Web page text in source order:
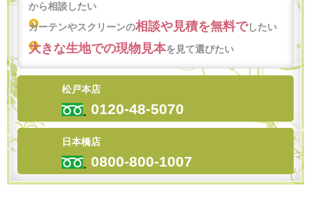
から相談したい
カーテンやスクリーンの相談や見積を無料でしたい
大きな生地での現物見本を見て選びたい
松戸本店
0120-48-5070
日本橋店
0800-800-1007